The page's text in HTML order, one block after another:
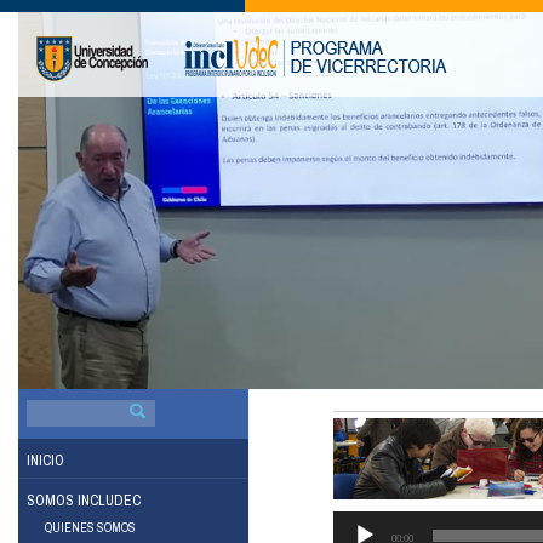
BUSCAR
INICIO
SOMOS INCLUDEC
QUIENES SOMOS
00:00